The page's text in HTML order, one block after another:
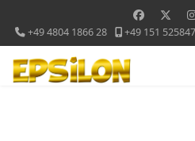
+49 4804 1866 28 +49 151